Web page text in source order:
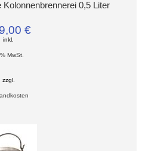
0,5 Liter
€
inkl.
MwSt.
zzgl.